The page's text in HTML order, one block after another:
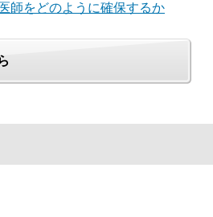
師をどのように確保するか